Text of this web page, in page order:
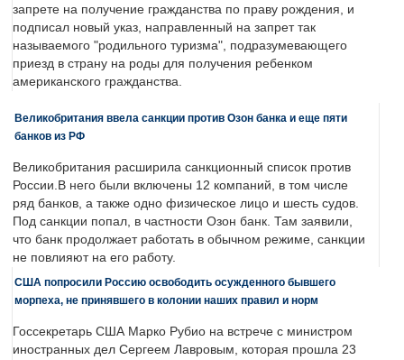
запрете на получение гражданства по праву рождения, и
подписал новый указ, направленный на запрет так
называемого "родильного туризма", подразумевающего
приезд в страну на роды для получения ребенком
американского гражданства.
Великобритания ввела санкции против Озон банка и еще пяти
банков из РФ
Великобритания расширила санкционный список против
России.В него были включены 12 компаний, в том числе
ряд банков, а также одно физическое лицо и шесть судов.
Под санкции попал, в частности Озон банк. Там заявили,
что банк продолжает работать в обычном режиме, санкции
не повлияют на его работу.
США попросили Россию освободить осужденного бывшего
морпеха, не принявшего в колонии наших правил и норм
Госсекретарь США Марко Рубио на встрече с министром
иностранных дел Сергеем Лавровым, которая прошла 23